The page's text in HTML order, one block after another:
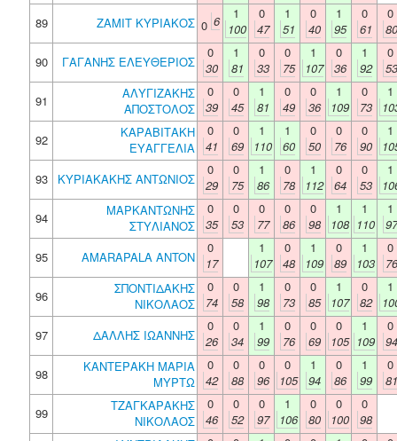
89
ΖΑΜΙΤ ΚΥΡΙΑΚΟΣ 0 6
1
100
0
47
1
51
0
40
1
95
0
61
0
80
90
ΓΑΓΑΝΗΣ ΕΛΕΥΘΕΡΙΟΣ
0
30
1
81
0
33
0
75
1
107
0
36
1
92
0
53
91
ΑΛΥΓΙΖΑΚΗΣ
ΑΠΟΣΤΟΛΟΣ
0
39
0
45
1
81
0
49
0
36
1
109
0
73
1
92
ΚΑΡΑΒΙΤΑΚΗ
ΕΥΑΓΓΕΛΙΑ
0
41
0
69
1
110
1
60
0
50
0
76
0
90
1
93
ΚΥΡΙΑΚΑΚΗΣ ΑΝΤΩΝΙΟΣ
0
29
0
75
1
86
0
78
1
112
0
64
0
53
1
94
ΜΑΡΚΑΝΤΩΝΗΣ
ΣΤΥΛΙΑΝΟΣ
0
35
0
53
0
77
0
86
0
98
1
108
1
110
1
97
95
AMARAPALA ANTON
0
17
1
107
0
48
1
109
0
89
1
103
0
76
96
ΣΠΟΝΤΙΔΑΚΗΣ
ΝΙΚΟΛΑΟΣ
0
74
0
58
1
98
0
73
0
85
1
107
0
82
1
97
ΔΑΛΛΗΣ ΙΩΑΝΝΗΣ
0
26
0
34
1
99
0
76
0
69
0
105
1
109
0
94
98
ΚΑΝΤΕΡΑΚΗ ΜΑΡΙΑ
ΜΥΡΤΩ
0
42
0
88
0
96
0
105
1
94
0
86
1
99
0
81
99
ΤΖΑΓΚΑΡΑΚΗΣ
ΝΙΚΟΛΑΟΣ
0
46
0
52
0
97
1
106
0
80
0
100
0
98